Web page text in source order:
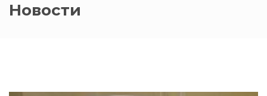
Новости